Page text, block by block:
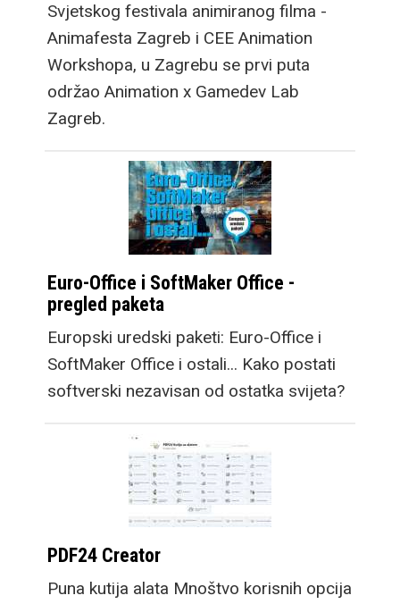
Svjetskog festivala animiranog filma -
Animafesta Zagreb i CEE Animation
Workshopa, u Zagrebu se prvi puta
održao Animation x Gamedev Lab
Zagreb.
Euro-Office i SoftMaker Office -
pregled paketa
Europski uredski paketi: Euro-Office i
SoftMaker Office i ostali... Kako postati
softverski nezavisan od ostatka svijeta?
PDF24 Creator
Puna kutija alata Mnoštvo korisnih opcija